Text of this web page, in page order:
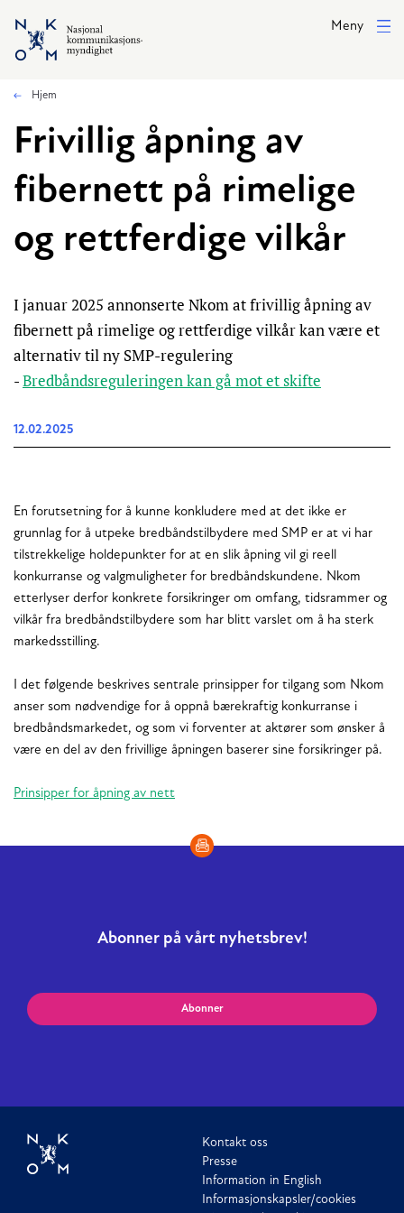
Hopp til hovedinnhold
Meny
Hjem
Frivillig åpning av
fibernett på rimelige
og rettferdige vilkår
I januar 2025 annonserte Nkom at frivillig åpning av
fibernett på rimelige og rettferdige vilkår kan være et
alternativ til ny SMP-regulering
-Bredbåndsreguleringen kan gå mot et skifte
12.02.2025
En forutsetning for å kunne konkludere med at det ikke er
grunnlag for å utpeke bredbåndstilbydere med SMP er at vi har
tilstrekkelige holdepunkter for at en slik åpning vil gi reell
konkurranse og valgmuligheter for bredbåndskundene. Nkom
etterlyser derfor konkrete forsikringer om omfang, tidsrammer og
vilkår fra bredbåndstilbydere som har blitt varslet om å ha sterk
markedsstilling.
I det følgende beskrives sentrale prinsipper for tilgang som Nkom
anser som nødvendige for å oppnå bærekraftig konkurranse i
bredbåndsmarkedet, og som vi forventer at aktører som ønsker å
være en del av den frivillige åpningen baserer sine forsikringer på.
Prinsipper for åpning av nett
Abonner på vårt nyhetsbrev!
Abonner
Kontakt oss
Presse
Information in English
Informasjonskapsler/cookies